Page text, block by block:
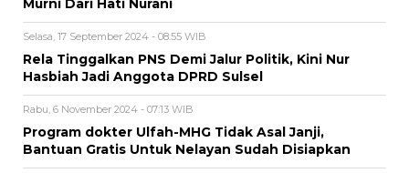
Murni Dari Hati Nurani
Selasa, 17 September 2024 - 08:55 WIB
Rela Tinggalkan PNS Demi Jalur Politik, Kini Nur
Hasbiah Jadi Anggota DPRD Sulsel
Rabu, 6 November 2024 - 07:13 WIB
Program dokter Ulfah-MHG Tidak Asal Janji,
Bantuan Gratis Untuk Nelayan Sudah Disiapkan